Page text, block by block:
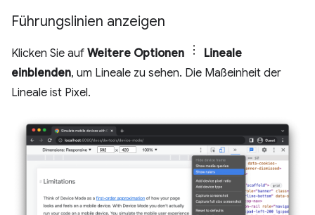
Führungslinien anzeigen
Klicken Sie auf Weitere Optionen
Lineale
einblenden, um Lineale zu sehen. Die Maßeinheit der
Lineale ist Pixel.